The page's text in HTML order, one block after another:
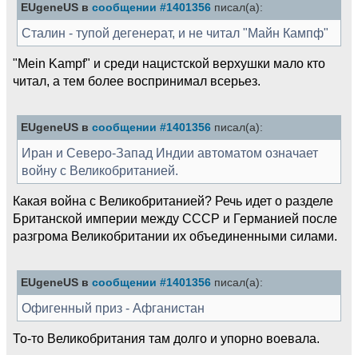
EUgeneUS в сообщении #1401356 писал(а):
Сталин - тупой дегенерат, и не читал "Майн Кампф"
"Mein Kampf" и среди нацистской верхушки мало кто
читал, а тем более воспринимал всерьез.
EUgeneUS в сообщении #1401356 писал(а):
Иран и Северо-Запад Индии автоматом означает
войну с Великобританией.
Какая война с Великобританией? Речь идет о разделе
Британской империи между СССР и Германией после
разгрома Великобритании их объединенными силами.
EUgeneUS в сообщении #1401356 писал(а):
Офигенный приз - Афганистан
То-то Великобритания там долго и упорно воевала.